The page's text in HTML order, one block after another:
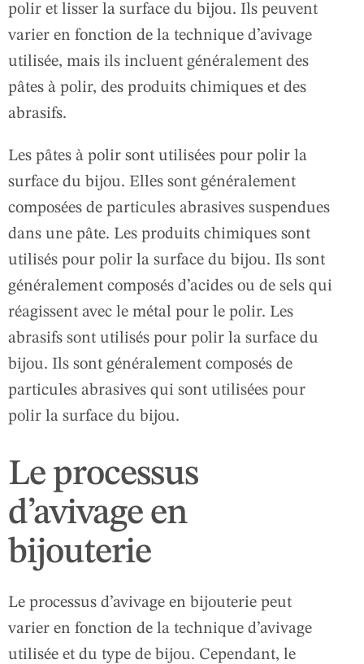
polir et lisser la surface du bijou. Ils peuvent
varier en fonction de la technique d’avivage
utilisée, mais ils incluent généralement des
pâtes à polir, des produits chimiques et des
abrasifs.
Les pâtes à polir sont utilisées pour polir la
surface du bijou. Elles sont généralement
composées de particules abrasives suspendues
dans une pâte. Les produits chimiques sont
utilisés pour polir la surface du bijou. Ils sont
généralement composés d’acides ou de sels qui
réagissent avec le métal pour le polir. Les
abrasifs sont utilisés pour polir la surface du
bijou. Ils sont généralement composés de
particules abrasives qui sont utilisées pour
polir la surface du bijou.
Le processus
d’avivage en
bijouterie
Le processus d’avivage en bijouterie peut
varier en fonction de la technique d’avivage
utilisée et du type de bijou. Cependant, le